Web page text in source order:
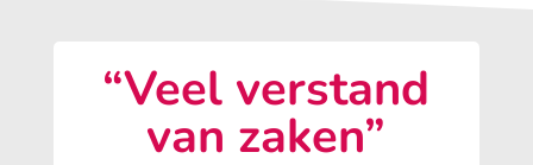
“Veel verstand
van zaken”